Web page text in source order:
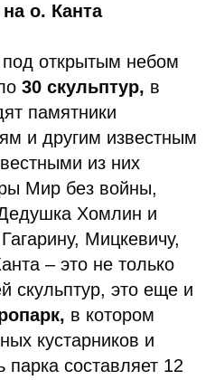
о. Канта
открытым небом
30 скульптур, в
памятники
и другим известным
из них
Мир без войны,
Хомлин и
Мицкевичу,
– это не только
скульптур, это еще и
в котором
кустарников и
составляет 12